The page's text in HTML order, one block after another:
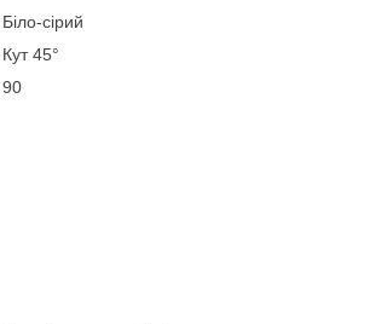
Біло-сірий
Кут 45°
90